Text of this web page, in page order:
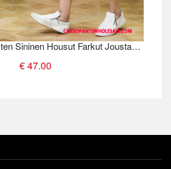
Capri Housut Miesten Sininen Housut Farkut Joustavat Suuri Koko Tiukka
€ 47.00